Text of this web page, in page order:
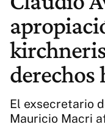
CARAS
Videos
Business
Diario del Juicio
El exsecretario
Mauricio Macri